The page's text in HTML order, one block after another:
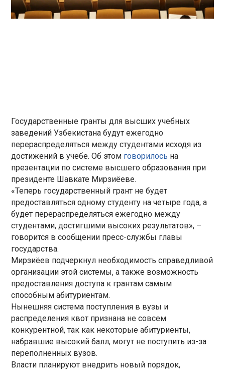
Государственные гранты для высших учебных
заведений Узбекистана будут ежегодно
перераспределяться между студентами исходя из
достижений в учебе. Об этом говорилось на
презентации по системе высшего образования при
президенте Шавкате Мирзиёеве.
«Теперь государственный грант не будет
предоставляться одному студенту на четыре года, а
будет перераспределяться ежегодно между
студентами, достигшими высоких результатов», –
говорится в сообщении пресс-службы главы
государства.
Мирзиёев подчеркнул необходимость справедливой
организации этой системы, а также возможность
предоставления доступа к грантам самым
способным абитуриентам.
Нынешняя система поступления в вузы и
распределения квот признана не совсем
конкурентной, так как некоторые абитуриенты,
набравшие высокий балл, могут не поступить из-за
переполненных вузов.
Власти планируют внедрить новый порядок,